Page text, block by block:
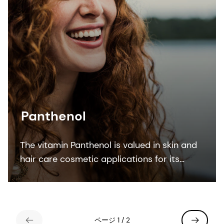
Panthenol
The vitamin Panthenol is valued in skin and
hair care cosmetic applications for its
moisturizing properties. It soothes sensitive
ページ 1 / 2